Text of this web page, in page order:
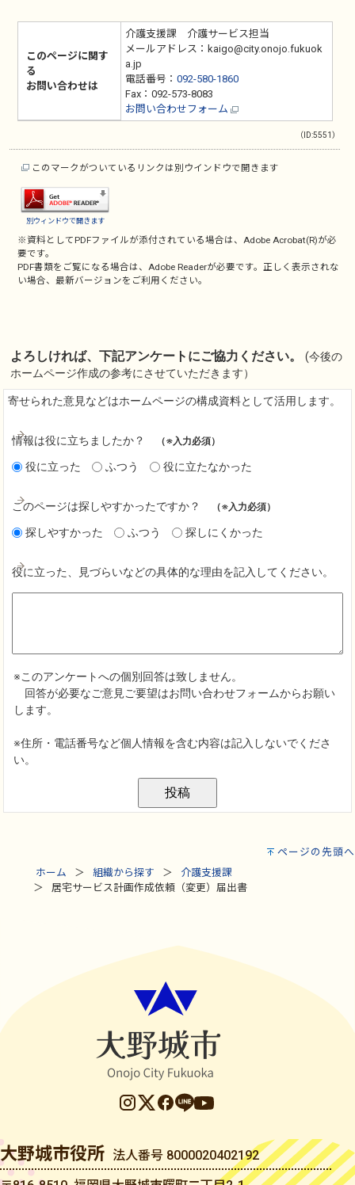
このページに関す
る
お問い合わせは
介護支援課 介護サービス担当
メールアドレス：kaigo@city.onojo.fukuok
a.jp
電話番号： 092-580-1860
Fax：092-573-8083
お問い合わせフォーム
（ID:5551）
このマークがついているリンクは別ウインドウで開きます
別ウィンドウで開きます
※資料としてPDFファイルが添付されている場合は、Adobe Acrobat(R)が必
要です。
PDF書類をご覧になる場合は、Adobe Readerが必要です。正しく表示されな
い場合、最新バージョンをご利用ください。
ページの先頭へ
ホーム
組織から探す
介護支援課
居宅サービス計画作成依頼（変更）届出書
大野城市役所 法人番号 8000020402192